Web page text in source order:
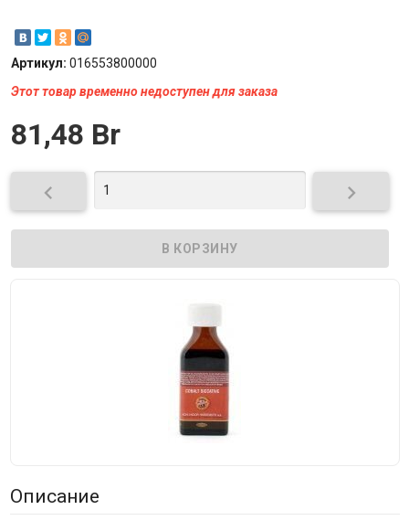
Артикул: 016553800000
Этот товар временно недоступен для заказа
81,48 Br
 
Описание